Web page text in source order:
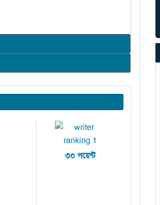
৩০ পয়েন্ট